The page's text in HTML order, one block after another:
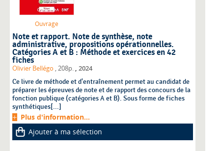
Ouvrage
Note et rapport. Note de synthèse, note
administrative, propositions opérationnelles.
Catégories A et B : Méthode et exercices en 42
fiches
Olivier Bellégo , 208p. , 2024
Ce livre de méthode et d'entraînement permet au candidat de
préparer les épreuves de note et de rapport des concours de la
fonction publique (catégories A et B). Sous forme de fiches
synthétiques[...]
Plus d'information...
Ajouter à ma sélection